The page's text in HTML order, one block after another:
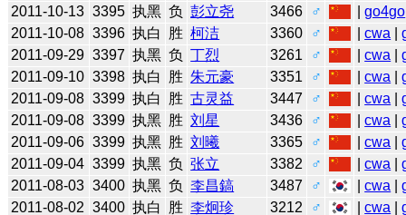
2011-10-13 3395 执黑 负 彭立尧 3466 ♂ |go4go
2011-10-08 3396 执白 胜 柯洁 3360 ♂ |cwa |
2011-09-29 3397 执黑 负 丁烈 3261 ♂ |cwa |
2011-09-10 3398 执白 胜 朱元豪 3351 ♂ |cwa |
2011-09-08 3399 执白 胜 古灵益 3447 ♂ |cwa |
2011-09-08 3399 执黑 胜 刘星 3436 ♂ |cwa |
2011-09-06 3399 执黑 胜 刘曦 3365 ♂ |cwa |
2011-09-04 3399 执黑 负 张立 3382 ♂ |cwa |
2011-08-03 3400 执黑 负 李昌鎬 3487 ♂ |cwa |
2011-08-02 3400 执白 胜 李炯珍 3212 ♂ |cwa |